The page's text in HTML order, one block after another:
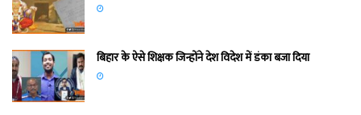
बिहार के ऐसे शिक्षक जिन्होंने देश विदेश में डंका बजा दिया